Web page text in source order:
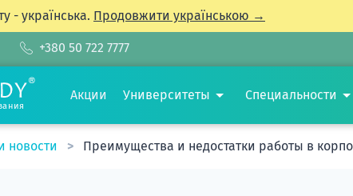
- українська. Продовжити українською →
+380 50 722 7777
Акции Университеты Специальности
новости Преимущества и недостатки работы в